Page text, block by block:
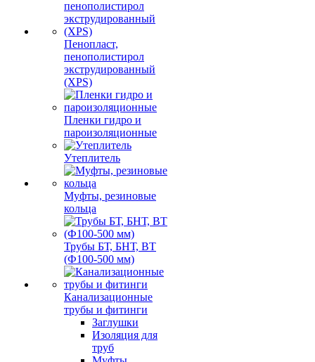
Пенопласт,
пенополистирол
экструдированный
(XPS)
Пленки гидро и
пароизоляционные
Утеплитель
Муфты, резиновые
кольца
Трубы БТ, БНТ, ВТ
(Ф100-500 мм)
Канализационные
трубы и фитинги
Заглушки
Изоляция для